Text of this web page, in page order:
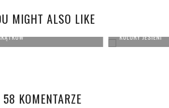
MIGHT ALSO LIKE
KOLORY JESIENI
58 KOMENTARZE